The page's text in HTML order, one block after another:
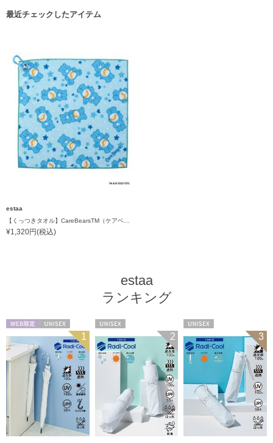
最近チェックしたアイテム
estaa
¥1,320円(税込)
estaa
ランキング
1 2 3